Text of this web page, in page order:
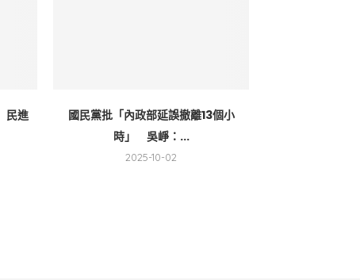
民進
國民黨批「內政部延誤撤離13個小
時」 吳崢：...
2025-10-02